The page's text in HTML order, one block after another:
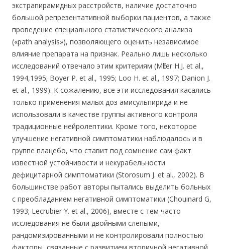
экстрапирамидных расстройств, наличие достаточно
большой репрезентативной выборки пациентов, а также
проведение специального статистического анализа
(«path analysis»), позволяющего оценить независимое
влияние препарата на признак. Реально лишь несколько
исследований отвечало этим критериям (Mӧller H.J. et al.,
1994,1995; Boyer Р. et al., 1995; Loo H. et al., 1997; Danion J.
et al., 1999). К сожалению, все эти исследования касались
только применения малых доз амисульпирида и не
использовали в качестве группы активного контроля
традиционные нейролептики. Кроме того, некоторое
улучшение негативной симптоматики наблюдалось и в
группе плацебо, что ставит под сомнение сам факт
известной устойчивости и некурабельности
дефицитарной симптоматики (Storosum J. et al., 2002). В
большинстве работ авторы пытались выделить больных
с преобладанием негативной симптоматики (Chouinard G,
1993; Lecrubier Y. et al., 2006), вместе с тем часто
исследования не были двойными слепыми,
рандомизированными и не контролировали полностью